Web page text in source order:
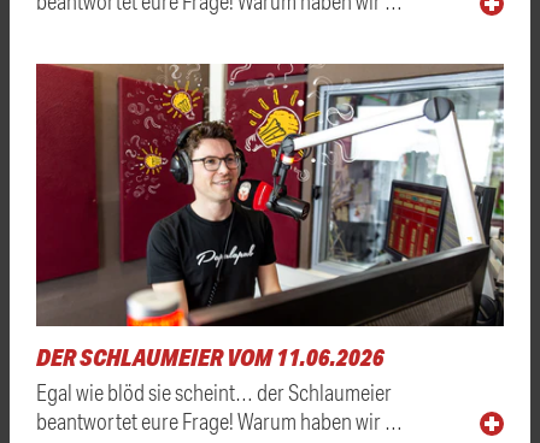
DER SCHLAUMEIER VOM 11.06.2026
Egal wie blöd sie scheint… der Schlaumeier
beantwortet eure Frage! Warum haben wir …